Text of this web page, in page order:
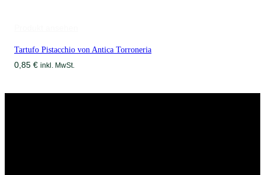
Tartufo Pistacchio von Antica Torroneria
0,85 € inkl. MwSt.